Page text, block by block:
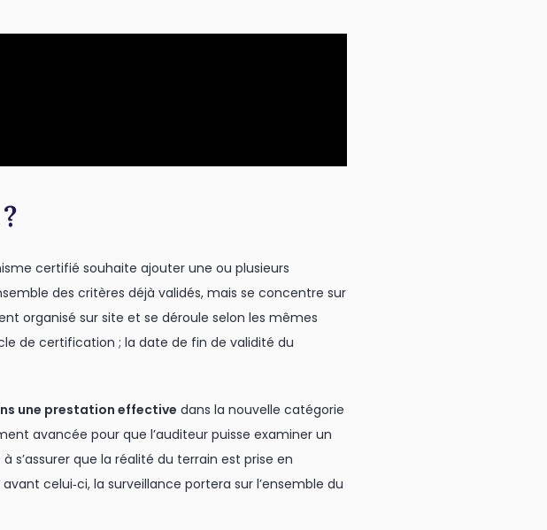
certifié souhaite ajouter une ou plusieurs
des critères déjà validés, mais se concentre sur
organisé sur site et se déroule selon les mêmes
de certification ; la date de fin de validité du
une prestation effective dans la nouvelle catégorie
avancée pour que l’auditeur puisse examiner un
s’assurer que la réalité du terrain est prise en
celui‑ci, la surveillance portera sur l’ensemble du